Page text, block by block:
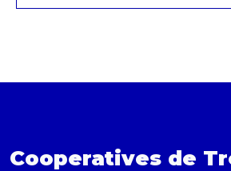
Cooperatives de